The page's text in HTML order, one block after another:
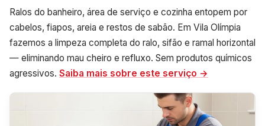
Ralos do banheiro, área de serviço e cozinha entopem por
cabelos, fiapos, areia e restos de sabão. Em Vila Olímpia
fazemos a limpeza completa do ralo, sifão e ramal horizontal
— eliminando mau cheiro e refluxo. Sem produtos químicos
agressivos. Saiba mais sobre este serviço →